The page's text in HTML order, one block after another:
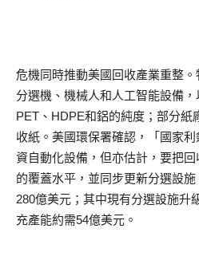
危機同時推動美國回收產業重整
分選機、機械人和人工智能設備
PET、HDPE和鋁的純度；部分紙
收紙。美國環保署確認，「國家
資自動化設備，但亦估計，要把
的覆蓋水平，並同步更新分選設
280億美元；其中現有分選設施升
充產能約需54億美元。